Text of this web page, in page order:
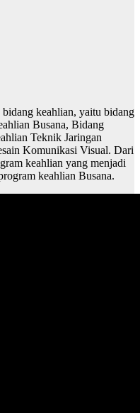
keahlian, yaitu bidang
Busana, Bidang
Teknik Jaringan
Komunikasi Visual. Dari
keahlian yang menjadi
keahlian Busana.